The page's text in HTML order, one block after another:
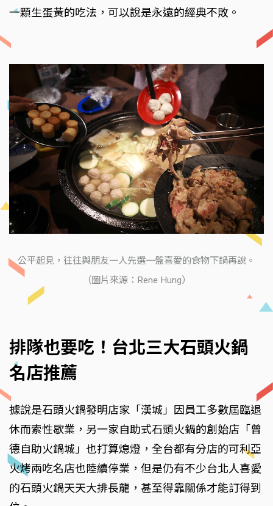
一顆生蛋黃的吃法，可以說是永遠的經典不敗。
公平起見，往往與朋友一人先選一盤喜愛的食物下鍋再說。
（圖片來源：Rene Hung）
排隊也要吃！台北三大石頭火鍋
名店推薦
據說是石頭火鍋發明店家「漢城」因員工多數屆臨退
休而索性歇業，另一家自助式石頭火鍋的創始店「曾
德自助火鍋城」也打算熄燈，全台都有分店的可利亞
火烤兩吃名店也陸續停業，但是仍有不少台北人喜愛
的石頭火鍋天天大排長龍，甚至得靠關係才能訂得到